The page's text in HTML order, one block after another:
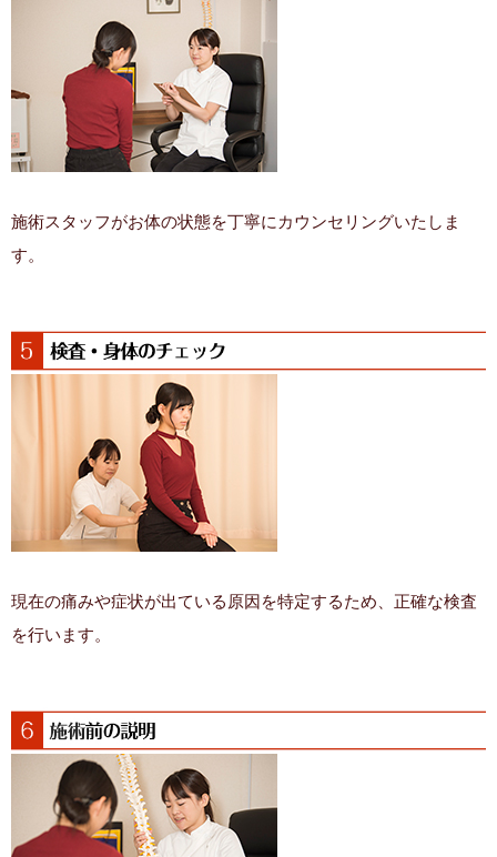
施術スタッフがお体の状態を丁寧にカウンセリングいたしま
す。
現在の痛みや症状が出ている原因を特定するため、正確な検査
を行います。